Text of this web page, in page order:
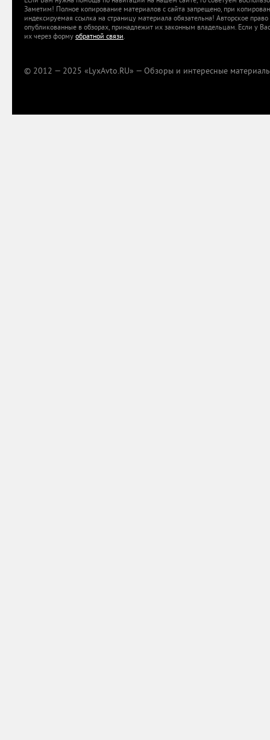
Заметим! Полное копирование материалов с сайта запрещено, при
индексируемая ссылка на страницу материала обязательна! Авторское
опубликованные в обзорах, принадлежит их законным владельцам. Если у
их через форму обратной связи.
© 2012 — 2025 «LyxAvto.RU» — Обзоры и интересные